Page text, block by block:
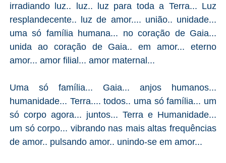
irradiando luz.. luz.. luz para toda a Terra... Luz
resplandecente.. luz de amor.... união.. unidade...
uma só família humana... no coração de Gaia...
unida ao coração de Gaia.. em amor... eterno
amor... amor filial... amor maternal...
Uma só família... Gaia... anjos humanos...
humanidade... Terra.... todos.. uma só família... um
só corpo agora... juntos... Terra e Humanidade...
um só corpo... vibrando nas mais altas frequências
de amor.. pulsando amor.. unindo-se em amor...